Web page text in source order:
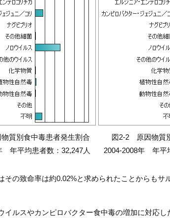
質別食中毒患者発生割合
年平均患者数：32,247人
図2-2 原因物質
2004-2008年 年平
その致命率は約0.02%と求められたことからも
イルスやカンピロバクター食中毒の増加に対応